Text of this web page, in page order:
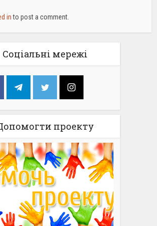
into post a comment.
Соціальні мережі
проекту